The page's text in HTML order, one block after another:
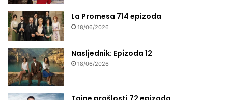
La Promesa 714 epizoda
18/06/2026
Nasljednik: Epizoda 12
18/06/2026